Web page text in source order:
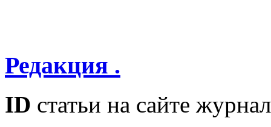
Редакция .
ID статьи на сайте